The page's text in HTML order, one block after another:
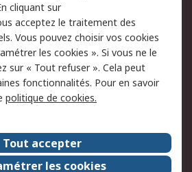
Sécurité des e-mails
à
Conditions générales
de vente
A propos de RS
cliquant sur
acceptez le traitement des
Vous pouvez choisir vos cookies
les cookies ». Si vous ne le
sur « Tout refuser ». Cela peut
fonctionnalités. Pour en savoir
politique de cookies.
Tout accepter
les cookies